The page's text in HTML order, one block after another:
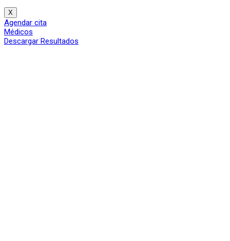
X
Agendar cita
Médicos
Descargar Resultados